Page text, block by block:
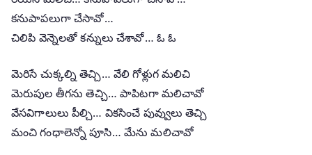
కనుపాపలుగా చేసావో…
చిలిపి వెన్నెలతో కన్నులు చేశావో… ఓ ఓ
మెరిసే చుక్కల్ని తెచ్చి… వేలి గోళ్లుగ మలిచి
మెరుపుల తీగను తెచ్చి… పాపిటగా మలిచావో
వేసవిగాలులు పీల్చి… వికసించే పువ్వులు తెచ్చి
మంచి గంధాలెన్నో పూసి… మేను మలిచావో